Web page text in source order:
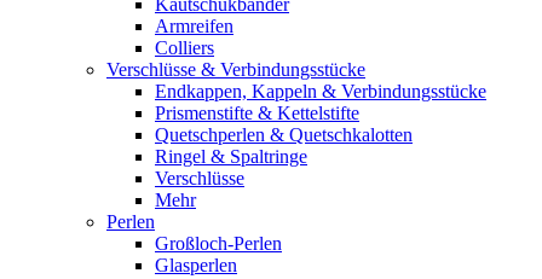
Kautschukbänder
Armreifen
Colliers
Verschlüsse & Verbindungsstücke
Endkappen, Kappeln & Verbindungsstücke
Prismenstifte & Kettelstifte
Quetschperlen & Quetschkalotten
Ringel & Spaltringe
Verschlüsse
Mehr
Perlen
Großloch-Perlen
Glasperlen